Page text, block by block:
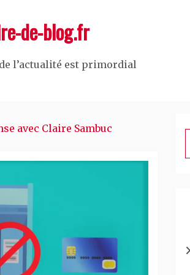
de-blog.fr
l’actualité est primordial
avec Claire Sambuc